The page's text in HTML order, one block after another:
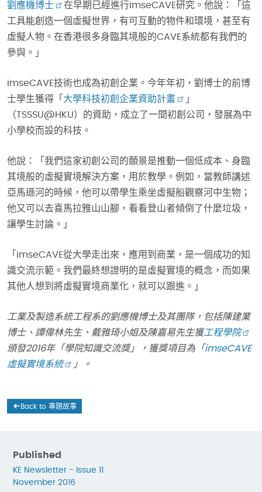
劉應機博士
在早期已經進行imseCAVE研究。他說：「這
工具能創造一個虛擬世界，有可互動的物件和環境，甚至有
虛擬人物。在香港很多身臨其境般的CAVE系統都有我們的
參與。」
imseCAVE技術也成為初創企業。今年年初，劉博士的前博
士學生獲得「 大學科技初創企業資助計畫
」
（TSSSU@HKU）的資助，成立了一間初創公司，發展為中
小學校而設的科技。
他說：「我們這家初創公司的願景是推動一個低成本、身臨
其境般的虛擬實境解決方案，用於教學。例如，當教師講述
亞馬遜河的時候，他可以帶學生乘坐虛擬船觀察河中生物；
他又可以去喜馬拉雅山山腳，看看登山者傾倒了什麼垃圾，
讓學生討論。」
「imseCAVE從大學走出來，應用到商業，是一個成功的知
識交流示範。我們最終想證明的是虛擬實境的概念，而如果
其他人想到將虛擬實境商業化，就可以跟進。」
工業及製造系統工程系的劉應機博士及其團隊，包括陳建業
博士、譚偉林先生、戴雅琦小姐及陳嘉易先生獲工程學院
頒發2016年「學院知識交流獎」，獲獎項目為「imseCAVE
虛擬實境系統
」。
Back to 專題故事
Published
KE Newsletter - Issue 11
November 2016